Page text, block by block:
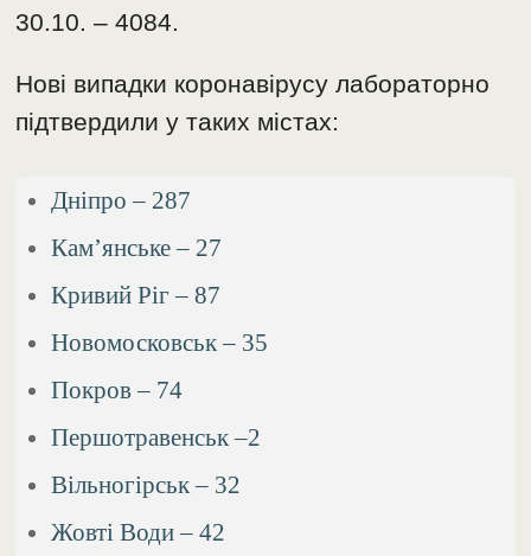
30.10. – 4084.
Нові випадки коронавірусу лабораторно
підтвердили у таких містах:
Дніпро – 287
Кам’янське – 27
Кривий Ріг – 87
Новомосковськ – 35
Покров – 74
Першотравенськ –2
Вільногірськ – 32
Жовті Води – 42